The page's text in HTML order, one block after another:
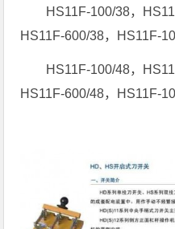
HS11F-100/38，
HS11F-600/38，HS11F-
HS11F-100/48，
HS11F-600/48，HS11F-